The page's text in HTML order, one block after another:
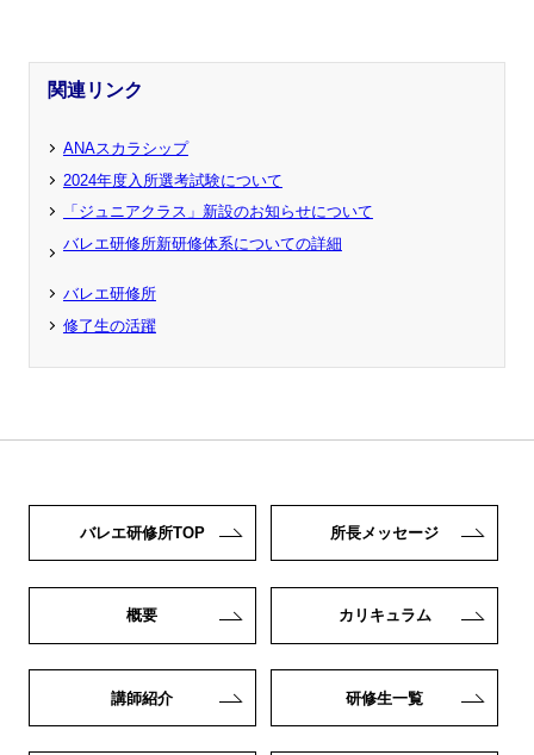
関連リンク
ANAスカラシップ
2024年度入所選考試験について
「ジュニアクラス」新設のお知らせについて
バレエ研修所新研修体系についての詳細
バレエ研修所
修了生の活躍
バレエ研修所TOP 所長メッセージ
概要 カリキュラム
講師紹介 研修生一覧